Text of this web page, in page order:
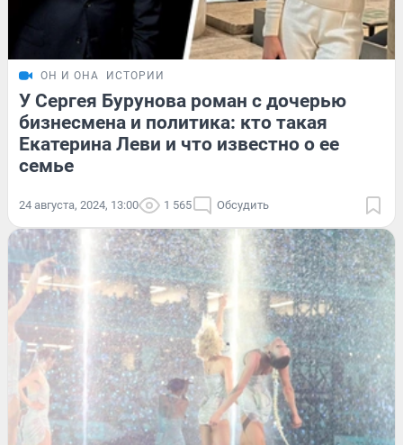
ОН И ОНА ИСТОРИИ
У Сергея Бурунова роман с дочерью
бизнесмена и политика: кто такая
Екатерина Леви и что известно о ее
семье
24 августа, 2024, 13:00 1 565 Обсудить